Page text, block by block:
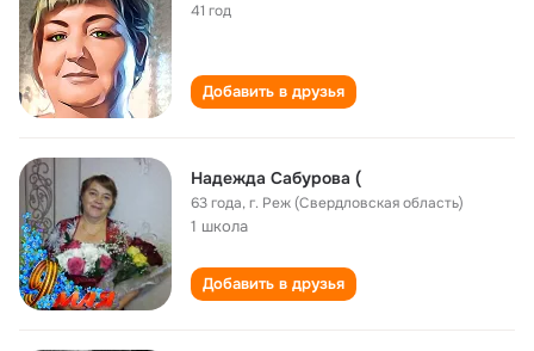
41 год
Добавить в друзья
Надежда Сабурова (
63 года,г. Реж (Свердловская область)
1 школа
Добавить в друзья